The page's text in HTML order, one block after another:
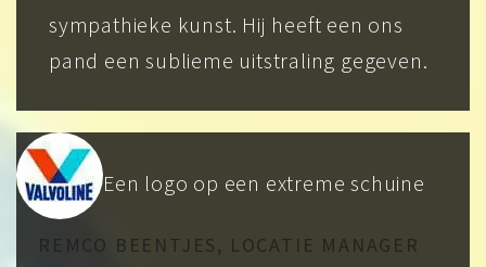
sympathieke kunst. Hij heeft een ons
pand een sublieme uitstraling gegeven.
REMCO BEENTJES, LOCATIE MANAGER
Een logo op een extreme schuine